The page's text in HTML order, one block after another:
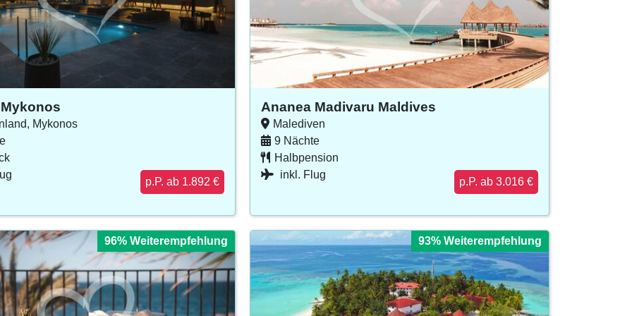
Mykonos
p.P. ab 1.892 €
Ananea Madivaru Maldives
Malediven
9 Nächte
Halbpension
inkl. Flug
p.P. ab 3.016 €
96% Weiterempfehlung 93% Weiterempfehlung